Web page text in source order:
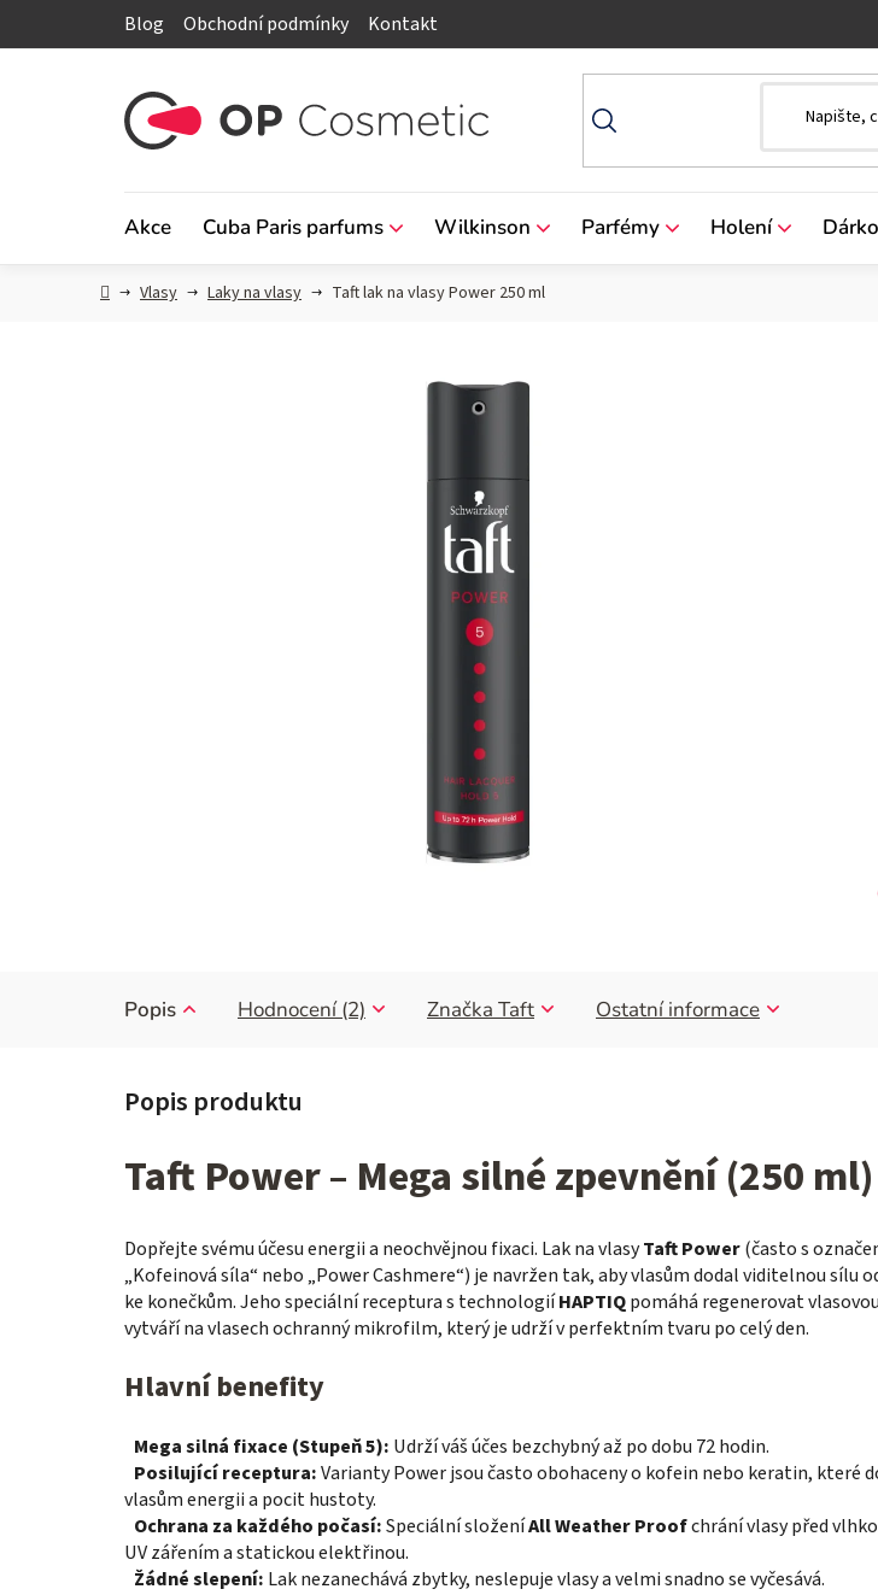
Blog Obchodní podmínky Kontakt
Akce Cuba Paris parfums Wilkinson Parfémy Holení
DomůVlasy Laky na vlasy Taft lak na vlasy Power 250 ml
Popis Hodnocení (2) Značka Taft Ostatní informace
Taft Power – Mega silné zpevnění (250 ml)
Dopřejte svému účesu energii a neochvějnou fixaci. Lak na vlasyTaft Power(často s
„Kofeinová síla“ nebo „Power Cashmere“) je navržen tak, aby vlasům dodal viditelnou sílu
ke konečkům. Jeho speciální receptura s technologiíHAPTIQpomáhá regenerovat
vytváří na vlasech ochranný mikrofilm, který je udrží v perfektním tvaru po celý den.
Hlavní benefity
Mega silná fixace (Stupeň 5): Udrží váš účes bezchybný až po dobu 72 hodin.
Posilující receptura:Varianty Power jsou často obohaceny o kofein nebo keratin, které
vlasům energii a pocit hustoty.
Ochrana za každého počasí:Speciální složeníAll Weather Proofchrání vlasy před
UV zářením a statickou elektřinou.
Žádné slepení: Lak nezanechává zbytky, neslepuje vlasy a velmi snadno se vyčesává.